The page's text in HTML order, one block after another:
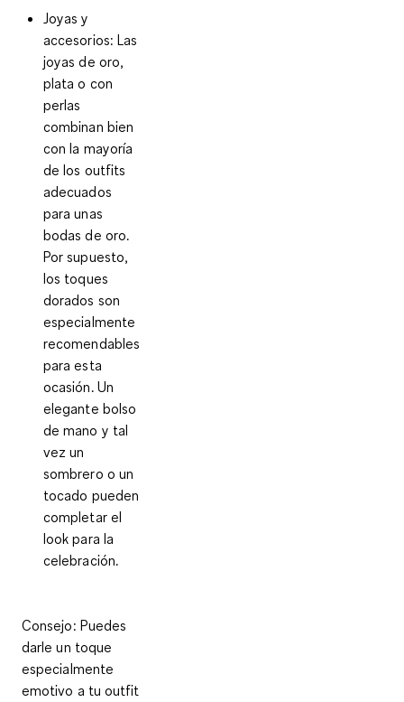
Joyas y
accesorios: Las
joyas de oro,
plata o con
perlas
combinan bien
con la mayoría
de los outfits
adecuados
para unas
bodas de oro.
Por supuesto,
los toques
dorados son
especialmente
recomendables
para esta
ocasión. Un
elegante bolso
de mano y tal
vez un
sombrero o un
tocado pueden
completar el
look para la
celebración.
Consejo: Puedes
darle un toque
especialmente
emotivo a tu outfit